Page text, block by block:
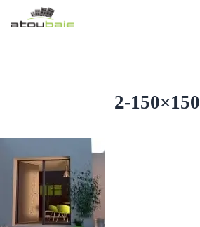
2-150×150